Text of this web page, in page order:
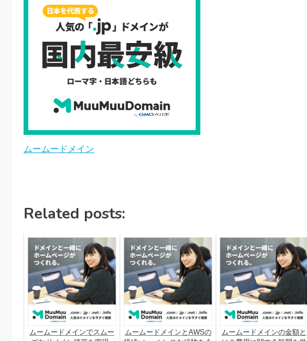
ムームードメイン
Related posts:
ムームードメインでスムー
ムームードメインとAWSの
ムームードメインの金額と